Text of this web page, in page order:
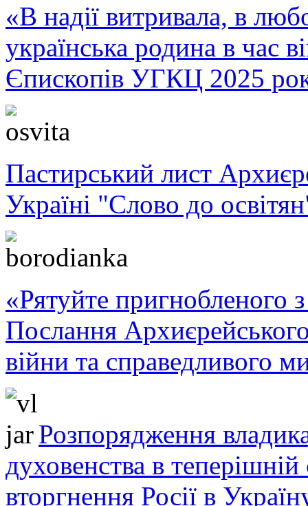
«В надії витривала, в
українська родина в час
Єпископів УГКЦ 2025
Пастирський лист
Україні "Слово до
«Рятуйте пригнобленого
Послання
війни та справедливого
Розпорядження
духовенства в теперішній
вторгнення Росії в